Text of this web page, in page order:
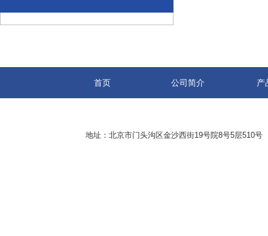
首页 公司简介 产
地址：北京市门头沟区金沙西街19号院8号5层510